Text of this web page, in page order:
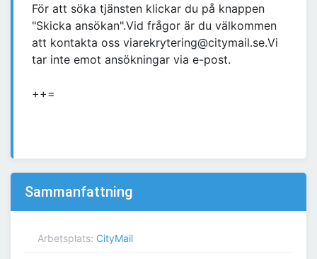
För att söka tjänsten klickar du på knappen
"Skicka ansökan".Vid frågor är du välkommen
att kontakta oss viarekrytering@citymail.se.Vi
tar inte emot ansökningar via e-post.
++=
Sammanfattning
Arbetsplats: CityMail